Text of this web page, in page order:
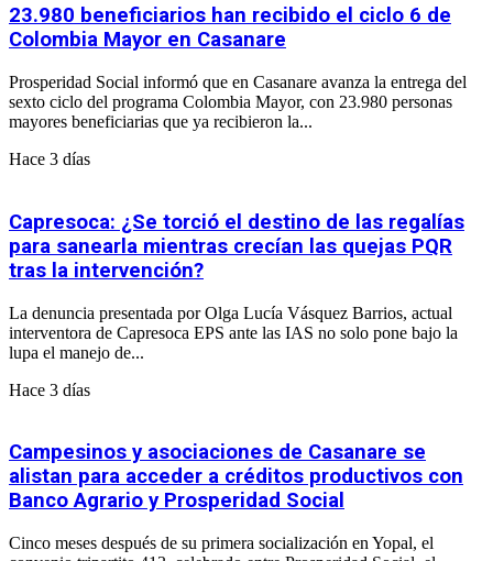
23.980 beneficiarios han recibido el ciclo 6 de
Colombia Mayor en Casanare
Prosperidad Social informó que en Casanare avanza la entrega del
sexto ciclo del programa Colombia Mayor, con 23.980 personas
mayores beneficiarias que ya recibieron la...
Hace 3 días
Capresoca: ¿Se torció el destino de las regalías
para sanearla mientras crecían las quejas PQR
tras la intervención?
La denuncia presentada por Olga Lucía Vásquez Barrios, actual
interventora de Capresoca EPS ante las IAS no solo pone bajo la
lupa el manejo de...
Hace 3 días
Campesinos y asociaciones de Casanare se
alistan para acceder a créditos productivos con
Banco Agrario y Prosperidad Social
Cinco meses después de su primera socialización en Yopal, el